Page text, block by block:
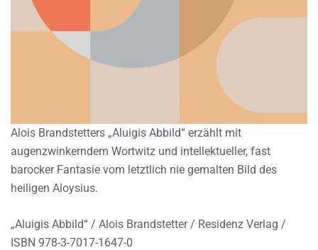
Alois Brandstetters „Aluigis Abbild“ erzählt mit
augenzwinkerndem Wortwitz und intellektueller, fast
barocker Fantasie vom letztlich nie gemalten Bild des
heiligen Aloysius.
„Aluigis Abbild“ / Alois Brandstetter / Residenz Verlag /
ISBN 978-3-7017-1647-0